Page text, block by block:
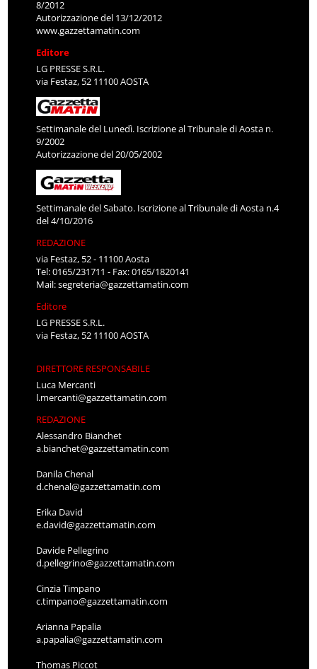
8/2012
Autorizzazione del 13/12/2012
www.gazzettamatin.com
Editore
LG PRESSE S.R.L.
via Festaz, 52 11100 AOSTA
Settimanale del Lunedì. Iscrizione al Tribunale di Aosta n.
9/2002
Autorizzazione del 20/05/2002
Settimanale del Sabato. Iscrizione al Tribunale di Aosta n.4
del 4/10/2016
REDAZIONE
via Festaz, 52 - 11100 Aosta
Tel: 0165/231711 - Fax: 0165/1820141
Mail:segreteria@gazzettamatin.com
Editore
LG PRESSE S.R.L.
via Festaz, 52 11100 AOSTA
DIRETTORE RESPONSABILE
Luca Mercanti
l.mercanti@gazzettamatin.com
REDAZIONE
Alessandro Bianchet
a.bianchet@gazzettamatin.com
Danila Chenal
d.chenal@gazzettamatin.com
Erika David
e.david@gazzettamatin.com
Davide Pellegrino
d.pellegrino@gazzettamatin.com
Cinzia Timpano
c.timpano@gazzettamatin.com
Arianna Papalia
a.papalia@gazzettamatin.com
Thomas Piccot